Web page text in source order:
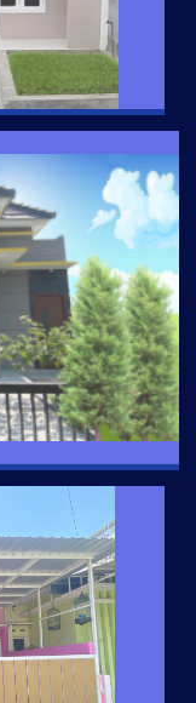
Dapur,
Pintar